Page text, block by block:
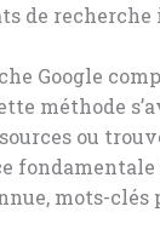
de
Google
méthode
ou
mots-clés